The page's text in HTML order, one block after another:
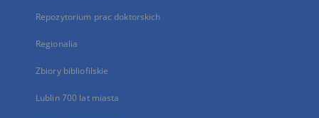
Repozytorium prac doktorskich
Regionalia
Zbiory bibliofilskie
Lublin 700 lat miasta